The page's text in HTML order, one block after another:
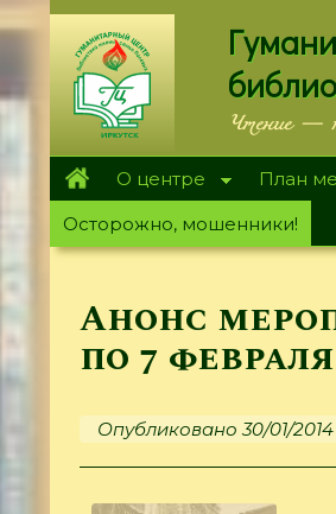
Перейти
к
основному
содержанию
Чтение —
О центре План
Осторожно, мошенники!
Анонс
по 7 февраля
Опубликовано 30/01/2014